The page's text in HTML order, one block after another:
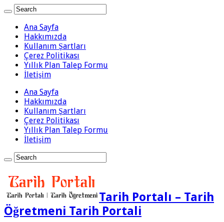
Ana Sayfa
Hakkımızda
Kullanım Şartları
Çerez Politikası
Yıllık Plan Talep Formu
İletişim
Ana Sayfa
Hakkımızda
Kullanım Şartları
Çerez Politikası
Yıllık Plan Talep Formu
İletişim
Tarih Portalı – Tarih
Öğretmeni Tarih Portali